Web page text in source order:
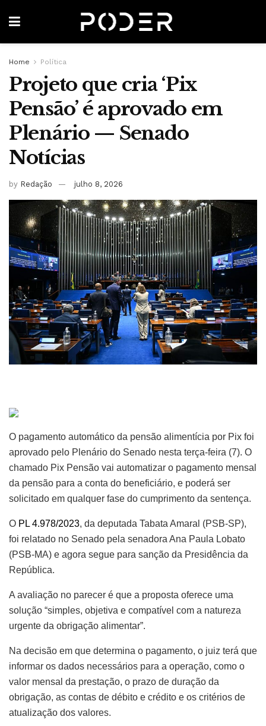
Home Política
Projeto que cria ‘Pix
Pensão’ é aprovado em
Plenário — Senado
Notícias
by Redação julho 8, 2026
O pagamento automático da pensão alimentícia por Pix foi
aprovado pelo Plenário do Senado nesta terça-feira (7). O
chamado Pix Pensão vai automatizar o pagamento mensal
da pensão para a conta do beneficiário, e poderá ser
solicitado em qualquer fase do cumprimento da sentença.
O PL 4.978/2023, da deputada Tabata Amaral (PSB-SP),
foi relatado no Senado pela senadora Ana Paula Lobato
(PSB-MA) e agora segue para sanção da Presidência da
República.
A avaliação no parecer é que a proposta oferece uma
solução “simples, objetiva e compatível com a natureza
urgente da obrigação alimentar”.
Na decisão em que determina o pagamento, o juiz terá que
informar os dados necessários para a operação, como o
valor mensal da prestação, o prazo de duração da
obrigação, as contas de débito e crédito e os critérios de
atualização dos valores.